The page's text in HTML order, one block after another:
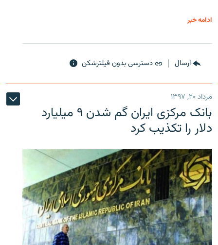
ادامه خبر
ارسال دسترسی بدون فیلترشکن
مرداد ۲۰, ۱۳۹۷
بانک مرکزی ایران گم شدن ۹ میلیارد
دلار را تکذیب کرد